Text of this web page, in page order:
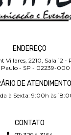
ENDEREÇO
2210, Sala 12 -
Paulo - SP - 02239-000
DE ATENDIMENTO
à Sexta: 9:00h às
CONTATO